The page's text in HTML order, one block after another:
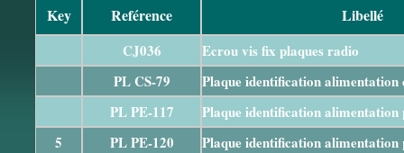
Key Reférence Libellé
CJ036
Ecrou vis fix plaques radio
PL CS-79
Plaque identification alimentation
PL PE-117
Plaque identification alimentation
5
PL PE-120
Plaque identification alimentation